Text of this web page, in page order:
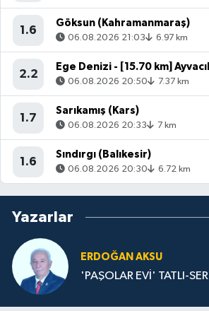
1.6
Göksun (Kahramanmaraş)
06.08.2026 21:03 6.97 km
2.2
Ege Denizi - [15.70 km]
06.08.2026 20:50 7.37 km
1.7
Sarıkamış (Kars)
06.08.2026 20:33 7 km
1.6
Sındırgı (Balıkesir)
06.08.2026 20:30 6.72 km
Yazarlar
ERDOĞAN AKSU
'PAŞOLAR EVİ' TATLI-